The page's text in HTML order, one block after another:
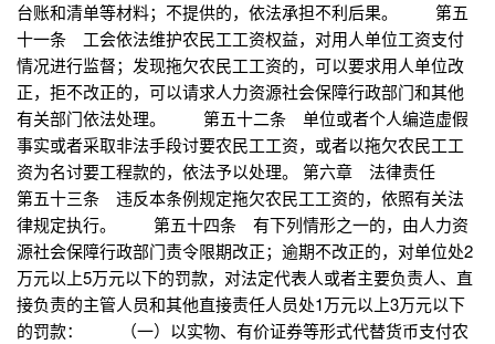
台账和清单等材料；不提供的，依法承担不利后果。 第五
十一条 工会依法维护农民工工资权益，对用人单位工资支付
情况进行监督；发现拖欠农民工工资的，可以要求用人单位改
正，拒不改正的，可以请求人力资源社会保障行政部门和其他
有关部门依法处理。 第五十二条 单位或者个人编造虚假
事实或者采取非法手段讨要农民工工资，或者以拖欠农民工工
资为名讨要工程款的，依法予以处理。 第六章 法律责任
第五十三条 违反本条例规定拖欠农民工工资的，依照有关法
律规定执行。 第五十四条 有下列情形之一的，由人力资
源社会保障行政部门责令限期改正；逾期不改正的，对单位处2
万元以上5万元以下的罚款，对法定代表人或者主要负责人、直
接负责的主管人员和其他直接责任人员处1万元以上3万元以下
的罚款： （一）以实物、有价证券等形式代替货币支付农